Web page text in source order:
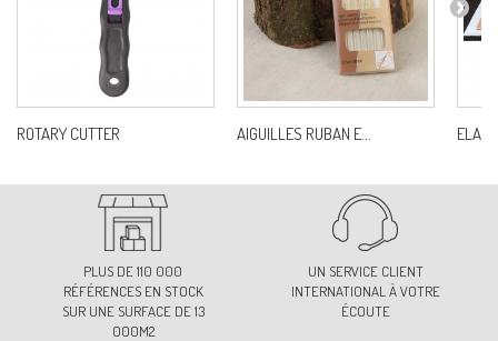
ROTARY CUTTER AIGUILLES RUBAN E...
PLUS DE 110 000
RÉFÉRENCES EN STOCK
SUR UNE SURFACE DE 13
000M2
UN SERVICE CLIENT
INTERNATIONAL À VOTRE
ÉCOUTE